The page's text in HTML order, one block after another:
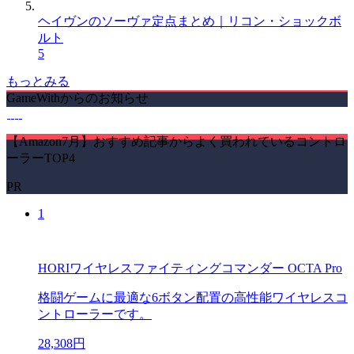
ヘイヴンのソーヴァ定点まとめ｜リコン・ショックボ
ルト
5
もっとみる
GameWithからのお知らせ
【Amazon7月】おすすめ記事からよく買われているコントロ
ーラーTOP4
PR
1
HORIワイヤレスファイティングコマンダー OCTA Pro
格闘ゲームに最適な6ボタン配置の高性能ワイヤレスコ
ントローラーです。
28,308円